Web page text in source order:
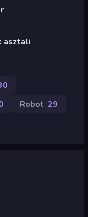
asztali
Robot 29